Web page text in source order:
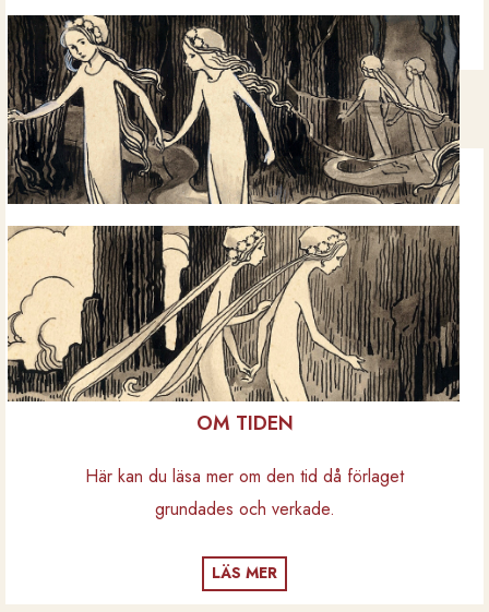
OM TIDEN
Här kan du läsa mer om den tid då förlaget
grundades och verkade.
LÄS MER